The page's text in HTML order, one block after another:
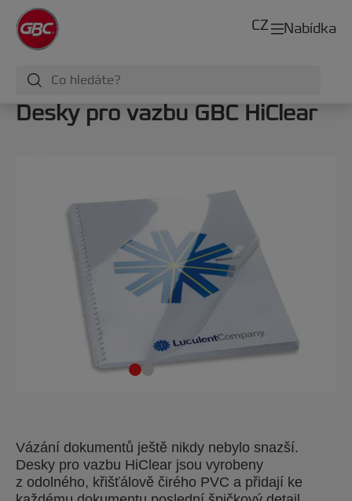
Nabídka
CZ
Desky pro vazbu GBC HiClear
Vázání dokumentů ještě nikdy nebylo snazší.
Desky pro vazbu HiClear jsou vyrobeny
z odolného, křišťálově čirého PVC a přidají ke